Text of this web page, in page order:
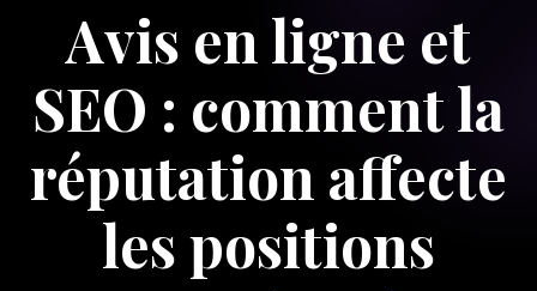
Avis en ligne et
SEO : comment la
réputation affecte
les positions